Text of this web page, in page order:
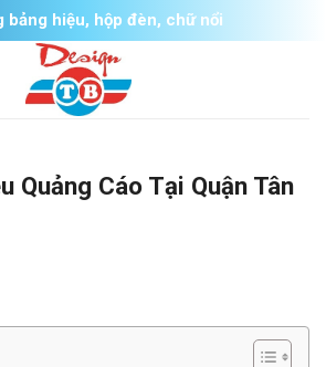
bảng hiệu, hộp đèn, chữ nổi
Quảng Cáo Tại Quận Tân